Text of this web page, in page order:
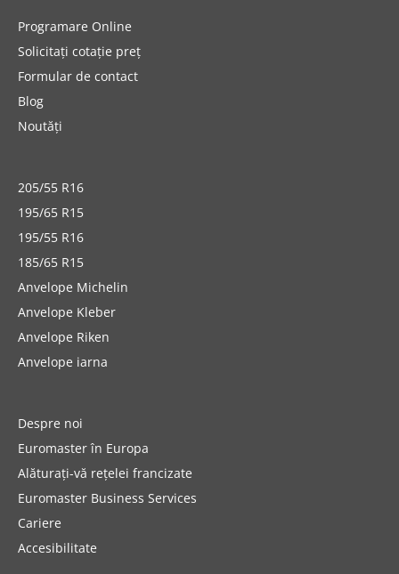
Programare Online
Solicitați cotație preț
Formular de contact
Blog
Noutăți
205/55 R16
195/65 R15
195/55 R16
185/65 R15
Anvelope Michelin
Anvelope Kleber
Anvelope Riken
Anvelope iarna
Despre noi
Euromaster în Europa
Alăturați-vă rețelei francizate
Euromaster Business Services
Cariere
Accesibilitate